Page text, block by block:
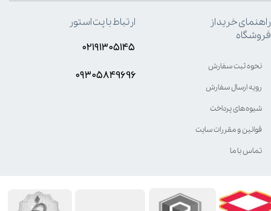
راهنمای خرید از
فروشگاه
نحوه ثبت سفارش
رویه ارسال سفارش
شیوه‌های پرداخت
قوانین و مقررات سایت
تماس با ما
ارتباط با پت استور
۰۲۱۹۱۳۰۵۱۴۵
۰۹۳۰۵8۴9696